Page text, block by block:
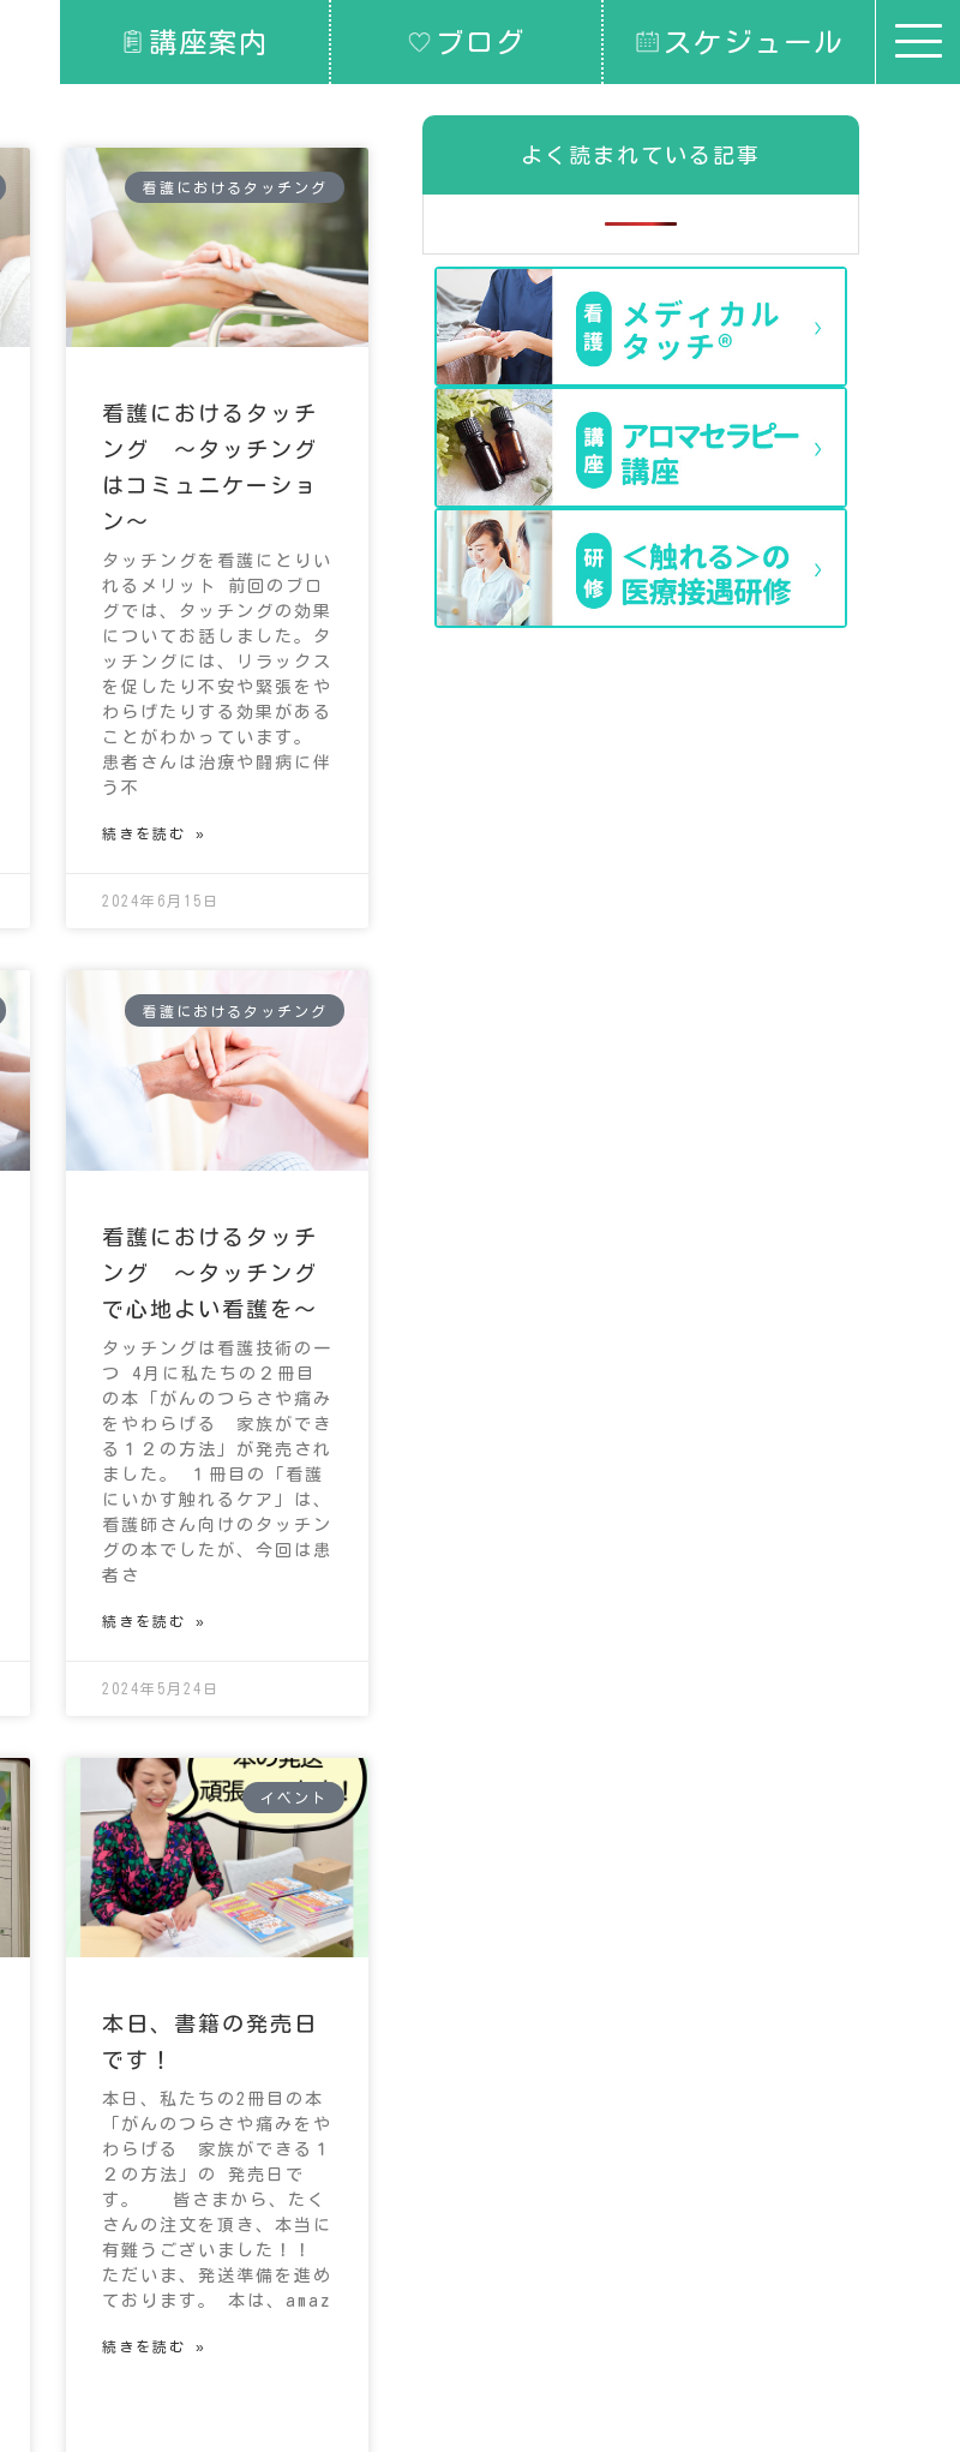
講座案内 ブログ スケジュール
看護におけるタッチング
看護におけるタッチ
ング ～タッチング
はコミュニケーショ
ン～
タッチングを看護にとりい
れるメリット 前回のブロ
グでは、タッチングの効果
についてお話しました。タ
ッチングには、リラックス
を促したり不安や緊張をや
わらげたりする効果がある
ことがわかっています。
患者さんは治療や闘病に伴
う不
続きを読む »
2024年6月15日
看護におけるタッチング
看護におけるタッチ
ング ～タッチング
で心地よい看護を～
タッチングは看護技術の一
つ 4月に私たちの２冊目
の本「がんのつらさや痛み
をやわらげる 家族ができ
る１２の方法」が発売され
ました。 １冊目の「看護
にいかす触れるケア」は、
看護師さん向けのタッチン
グの本でしたが、今回は患
者さ
続きを読む »
2024年5月24日
イベント
本日、書籍の発売日
です！
本日、私たちの2冊目の本
「がんのつらさや痛みをや
わらげる 家族ができる１
２の方法」の 発売日で
す。 皆さまから、たく
さんの注文を頂き、本当に
有難うございました！！
ただいま、発送準備を進め
ております。 本は、amaz
続きを読む »
よく読まれている記事